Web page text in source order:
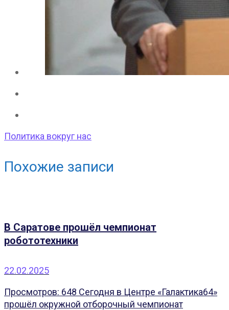
Политика вокруг нас
Похожие записи
В Саратове прошёл чемпионат
робототехники
22.02.2025
Просмотров: 648 Сегодня в Центре «Галактика64»
прошёл окружной отборочный чемпионат